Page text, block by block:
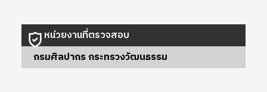
หน่วยงานที่ตรวจสอบ
กรมศิลปากร กระทรวงวัฒนธรรม